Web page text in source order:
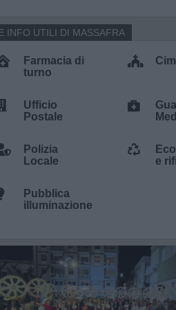
Farmacia di
turno
Ufficio
Postale
Polizia
Locale
e
Pubblica
illuminazione
INFO UTILI DI MASSAFRA